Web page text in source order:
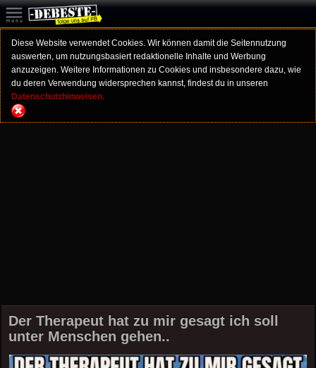
Diese Website verwendet Cookies. Wir können damit die Seitennutzung
auswerten, um nutzungsbasiert redaktionelle Inhalte und Werbung
anzuzeigen. Weitere Informationen zu Cookies und insbesondere dazu, wie
du deren Verwendung widersprechen kannst, findest du in unseren
Datenschutzhinweisen.
Der Therapeut hat zu mir gesagt ich soll
unter Menschen gehen..